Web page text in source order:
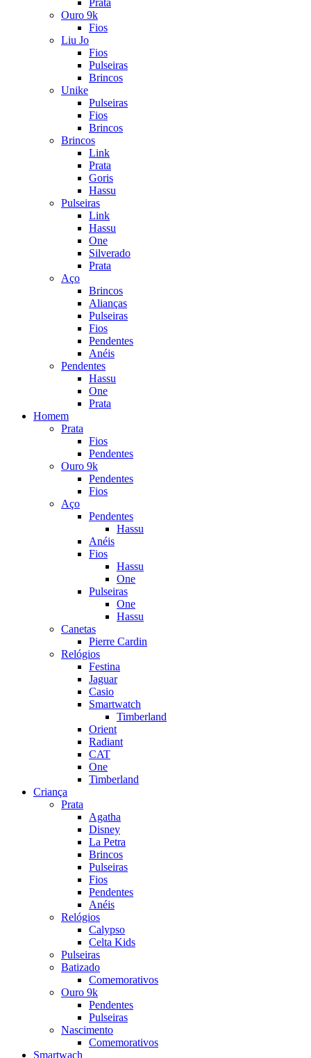
Ouro 9k
Fios
Liu Jo
Fios
Pulseiras
Brincos
Unike
Pulseiras
Fios
Brincos
Brincos
Link
Prata
Goris
Hassu
Pulseiras
Link
Hassu
One
Silverado
Prata
Aço
Brincos
Alianças
Pulseiras
Fios
Pendentes
Anéis
Pendentes
Hassu
One
Prata
Homem
Prata
Fios
Pendentes
Ouro 9k
Pendentes
Fios
Aço
Pendentes
Hassu
Anéis
Fios
Hassu
One
Pulseiras
One
Hassu
Canetas
Pierre Cardin
Relógios
Festina
Jaguar
Casio
Smartwatch
Timberland
Orient
Radiant
CAT
One
Timberland
Criança
Prata
Agatha
Disney
La Petra
Brincos
Pulseiras
Fios
Pendentes
Anéis
Relógios
Calypso
Celta Kids
Pulseiras
Batizado
Comemorativos
Ouro 9k
Pendentes
Pulseiras
Nascimento
Comemorativos
Smartwach